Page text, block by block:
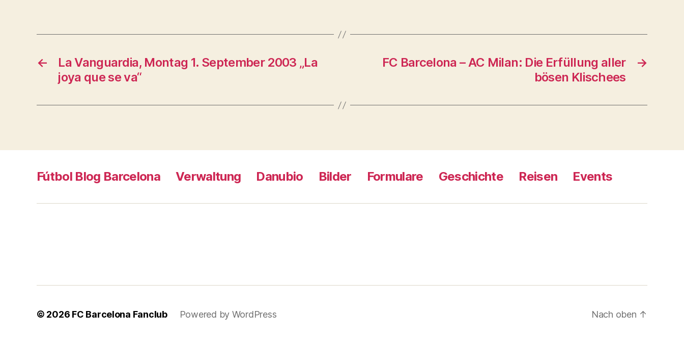
←
La Vanguardia, Montag 1. September 2003 „La
joya que se va“
→
FC Barcelona – AC Milan: Die Erfüllung aller
bösen Klischees
Fútbol Blog Barcelona Verwaltung Danubio Bilder Formulare Geschichte Reisen Events
© 2026 FC Barcelona Fanclub Powered by WordPress Nach oben ↑